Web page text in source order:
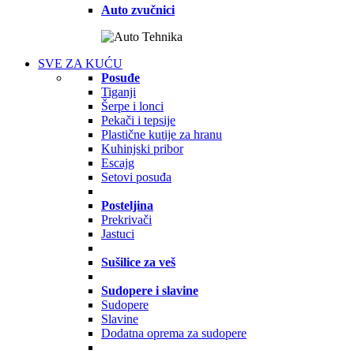
Auto zvučnici
SVE ZA KUĆU
Posuđe
Tiganji
Šerpe i lonci
Pekači i tepsije
Plastične kutije za hranu
Kuhinjski pribor
Escajg
Setovi posuđa
Posteljina
Prekrivači
Jastuci
Sušilice za veš
Sudopere i slavine
Sudopere
Slavine
Dodatna oprema za sudopere